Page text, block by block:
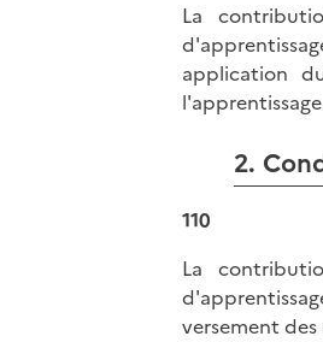
La
application
2.
110
La
versement